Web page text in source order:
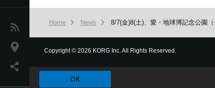
News
Location
Home News 8/7(金)8(土)、愛・地球博記念公園
Copyright© 2026 KORG Inc. All Rights Reserved.
OK